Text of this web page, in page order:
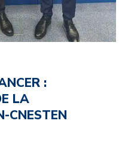
:
LA
CNESTEN